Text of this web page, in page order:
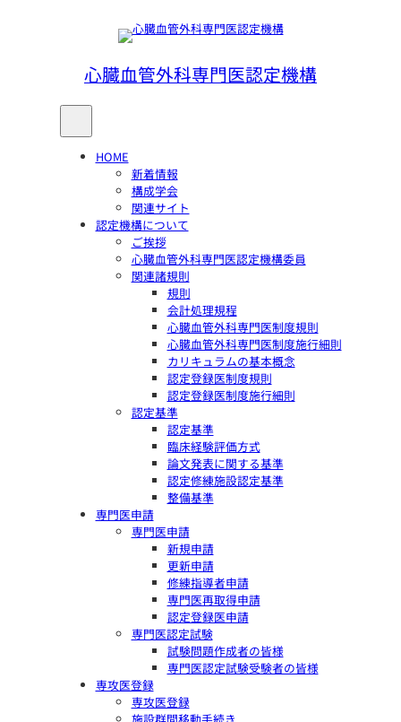
心臓血管外科専門医認定機構
HOME
新着情報
構成学会
関連サイト
認定機構について
ご挨拶
心臓血管外科専門医認定機構委員
関連諸規則
規則
会計処理規程
心臓血管外科専門医制度規則
心臓血管外科専門医制度施行細則
カリキュラムの基本概念
認定登録医制度規則
認定登録医制度施行細則
認定基準
認定基準
臨床経験評価方式
論文発表に関する基準
認定修練施設認定基準
整備基準
専門医申請
専門医申請
新規申請
更新申請
修練指導者申請
専門医再取得申請
認定登録医申請
専門医認定試験
試験問題作成者の皆様
専門医認定試験受験者の皆様
専攻医登録
専攻医登録